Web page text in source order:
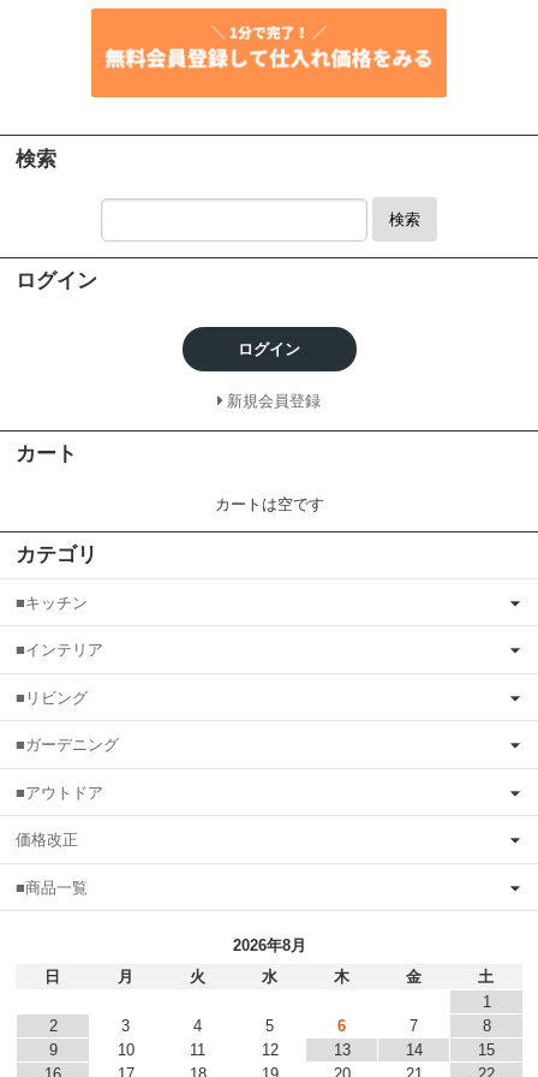
検索
検索
ログイン
ログイン
新規会員登録
カート
カートは空です
カテゴリ
■キッチン
■インテリア
■リビング
■ガーデニング
■アウトドア
価格改正
■商品一覧
2026年8月
日
月 火 水 木 金
土
1
2
3 4 5 6 7
8
9
10 11 12 13 14
15